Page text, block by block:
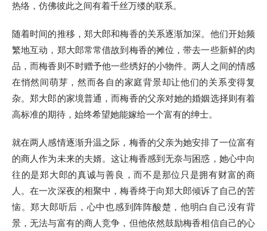
热络，仿佛彼此之间有着千丝万缕的联系。
随着时间的推移，郑大郎和梅香的关系逐渐加深。他们开始频
繁地互动，郑大郎常常借故到梅香的摊位，带去一些新鲜的肉
品，而梅香则不时赠予他一些绣好的小物件。两人之间的情感
在悄然间萌芽，然而各自的家庭背景却让他们的关系变得复
杂。郑大郎的家境普通，而梅香的父亲对她的婚姻选择则有着
高标准的期待，始终希望她能嫁给一个富有的绅士。
就在两人感情逐渐升温之际，梅香的父亲为她安排了一位富有
的商人作为未来的夫婿。这让梅香感到无奈与困惑，她心中向
往的是郑大郎的真诚与善良，而不是那位只是拥有财富的商
人。在一次深夜的相聚中，梅香终于向郑大郎倾诉了自己的苦
恼。郑大郎听后，心中也感到阵阵酸楚，他明白自己没有背
景，无法与富有的商人竞争，但他依然鼓励梅香相信自己的心